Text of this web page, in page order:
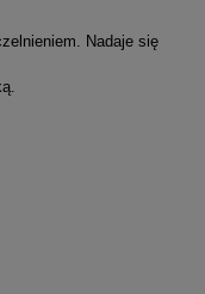
Nadaje się